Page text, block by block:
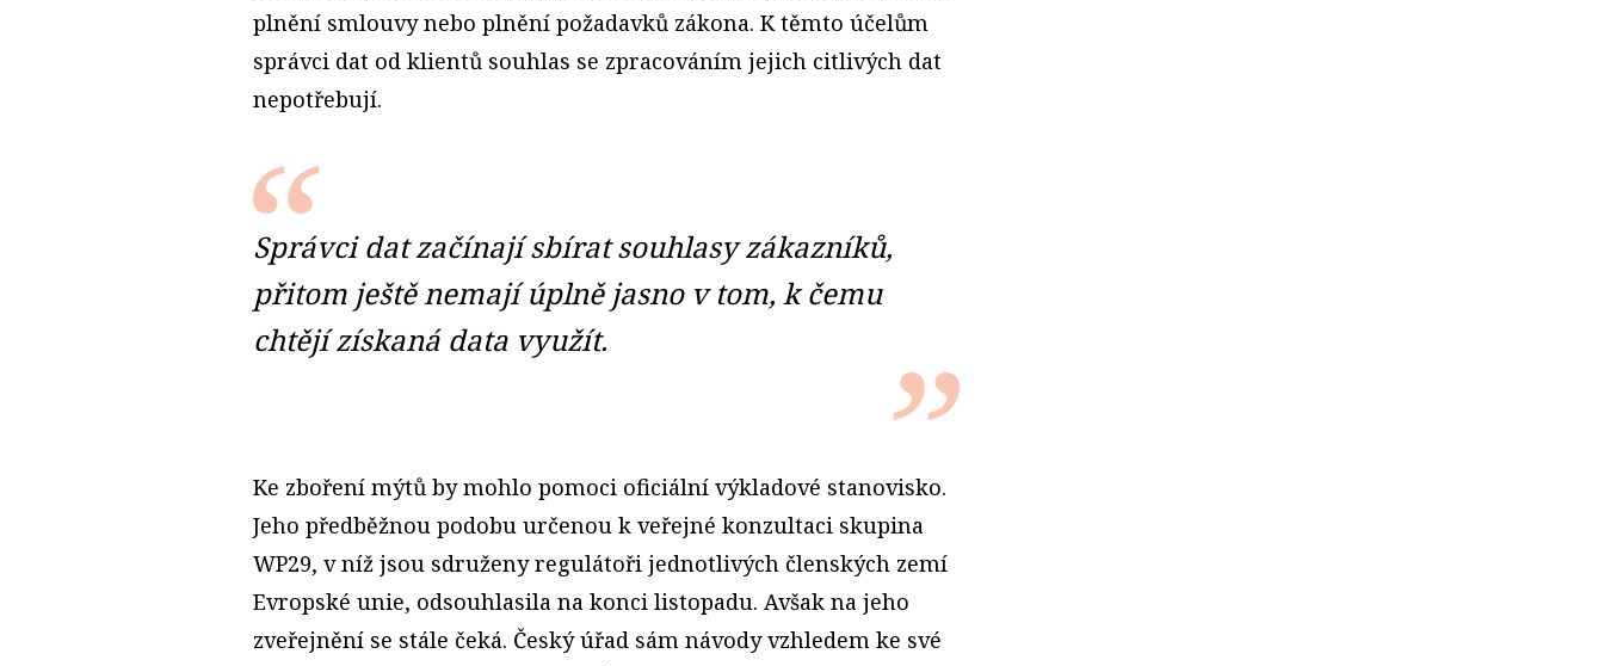
plnění smlouvy nebo plnění požadavků zákona. K těmto účelům
správci dat od klientů souhlas se zpracováním jejich citlivých dat
nepotřebují.
Správci dat začínají sbírat souhlasy zákazníků,
přitom ještě nemají úplně jasno v tom, k čemu
chtějí získaná data využít.
Ke zboření mýtů by mohlo pomoci oficiální výkladové stanovisko.
Jeho předběžnou podobu určenou k veřejné konzultaci skupina
WP29, v níž jsou sdruženy regulátoři jednotlivých členských zemí
Evropské unie, odsouhlasila na konci listopadu. Avšak na jeho
zveřejnění se stále čeká. Český úřad sám návody vzhledem ke své